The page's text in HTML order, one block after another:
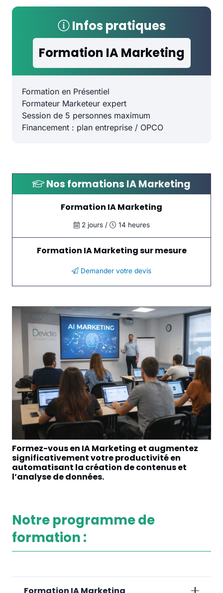
Infos pratiques
Formation IA Marketing
Formation en Présentiel
Formateur Marketeur expert
Session de 5 personnes maximum
Financement : plan entreprise / OPCO
Nos formations IA Marketing
Formation IA Marketing
2 jours / 14 heures
Formation IA Marketing sur mesure
Demander votre devis
Formez-vous en IA Marketing et augmentez
significativement votre productivité en
automatisant la création de contenus et
l’analyse de données.
Notre programme de
formation :
Formation IA Marketing